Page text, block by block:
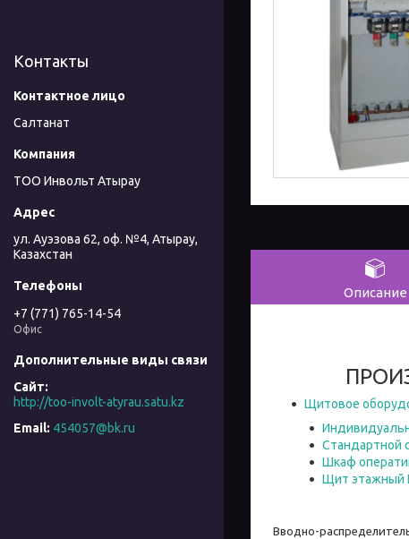
Описание
Щитовое
Стандартной
Шкаф
Щит
Вводно-
Контакты
Салтанат
ТОО Инвольт Атырау
ул. Ауэзова 62, оф. №4, Атырау,
Казахстан
+7 (771) 765-14-54
Офис
http://too-involt-atyrau.satu.kz
454057@bk.ru